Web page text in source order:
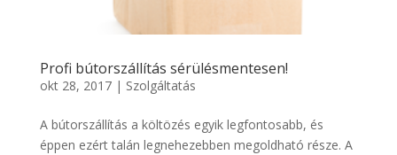
Profi bútorszállítás sérülésmentesen!
okt 28, 2017| Szolgáltatás
A bútorszállítás a költözés egyik legfontosabb, és
éppen ezért talán legnehezebben megoldható része. A